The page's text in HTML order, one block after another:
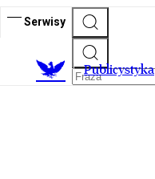
Serwisy
Publicystyka